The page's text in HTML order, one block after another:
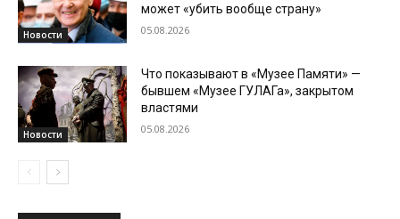
Новости
может «убить вообще страну»
05.08.2026
Новости
Что показывают в «Музее Памяти» —
бывшем «Музее ГУЛАГа», закрытом
властями
05.08.2026